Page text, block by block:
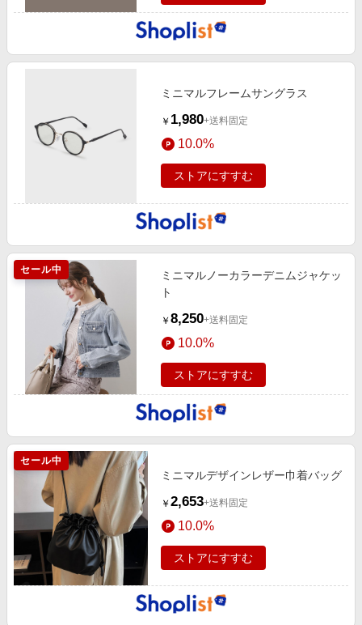
ミニマルフレームサングラス
￥ 1,980+送料固定
10.0%
ストアにすすむ
セール中
ミニマルノーカラーデニムジャケッ
ト
￥ 8,250+送料固定
10.0%
ストアにすすむ
セール中
ミニマルデザインレザー巾着バッグ
￥ 2,653+送料固定
10.0%
ストアにすすむ